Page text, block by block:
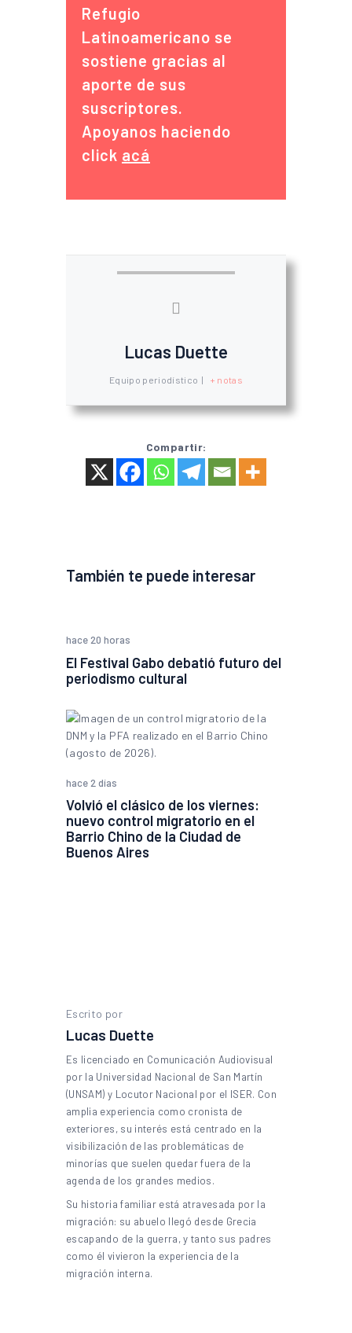
Refugio
Latinoamericano se
sostiene gracias al
aporte de sus
suscriptores.
Apoyanos haciendo
click acá
Lucas Duette
Equipo periodístico | + notas
Compartir:
También te puede interesar
hace 20 horas
El Festival Gabo debatió futuro del
periodismo cultural
hace 2 días
Volvió el clásico de los viernes:
nuevo control migratorio en el
Barrio Chino de la Ciudad de
Buenos Aires
Escrito por
Lucas Duette
Es licenciado en Comunicación Audiovisual
por la Universidad Nacional de San Martín
(UNSAM) y Locutor Nacional por el ISER. Con
amplia experiencia como cronista de
exteriores, su interés está centrado en la
visibilización de las problemáticas de
minorías que suelen quedar fuera de la
agenda de los grandes medios.
Su historia familiar está atravesada por la
migración: su abuelo llegó desde Grecia
escapando de la guerra, y tanto sus padres
como él vivieron la experiencia de la
migración interna.